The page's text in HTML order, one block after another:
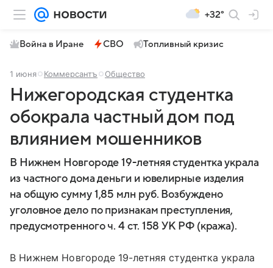
+32°
Война в Иране СВО Топливный кризис
1 июня Коммерсантъ Общество
Нижегородская студентка
обокрала частный дом под
влиянием мошенников
В Нижнем Новгороде 19-летняя студентка украла
из частного дома деньги и ювелирные изделия
на общую сумму 1,85 млн руб. Возбуждено
уголовное дело по признакам преступления,
предусмотренного ч. 4 ст. 158 УК РФ (кража).
В Нижнем Новгороде 19-летняя студентка украла